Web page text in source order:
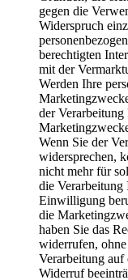
gegen die
Widerspruch
berechtigten
mit der
Werden Ihre
der Verarbeitung
Wenn Sie der
widersprechen,
nicht mehr für
die Verarbeitung
Einwilligung
die
haben Sie das
widerrufen,
Verarbeitung
Widerruf